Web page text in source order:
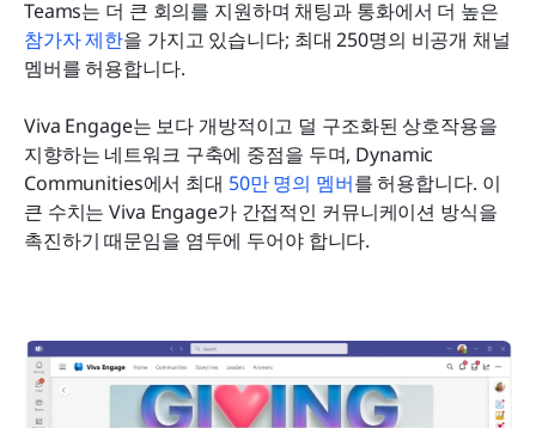
참가자 제한을 가지고 있습니다; 최대 250명의 비공개 채널
멤버를 허용합니다.
Viva Engage는 보다 개방적이고 덜 구조화된 상호작용을
지향하는 네트워크 구축에 중점을 두며, Dynamic
Communities에서 최대 50만 명의 멤버를 허용합니다. 이
큰 수치는 Viva Engage가 간접적인 커뮤니케이션 방식을
촉진하기 때문임을 염두에 두어야 합니다.